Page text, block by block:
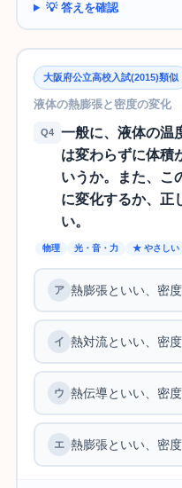
💡 答えを確認
大阪府公立高校入試(2015)類似
液体の熱膨張と密度の変化
Q4
一般に、液体の温
は変わらずに体積
いうか。また、こ
に変化するか、正
い。
物理 光・音・力 ★ やさしい
熱膨張といい、密
熱対流といい、密
熱伝導といい、密
熱膨張といい、密